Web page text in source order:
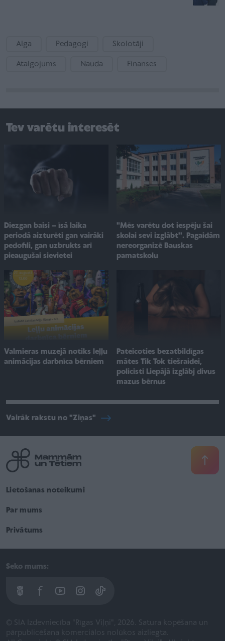
Alga Pedagogi Skolotāji
Atalgojums Nauda Finanses
Tev varētu interesēt
Diezgan baisi – īsā laika
periodā aizturēti gan vairāki
pedofili, gan uzbrukts arī
pieaugušai sievietei
"Mēs varētu dot iespēju šai
skolai sevi izglābt''. Pagaidām
nereorganizē Bauskas
pamatskolu
Valmieras muzejā notiks leļļu
animācijas darbnīca bērniem
Pateicoties bezatbildīgas
mātes Tik Tok tiešraidei,
policisti Liepājā izglābj divus
mazus bērnus
Vairāk rakstu no "Ziņas"
Lietošanas noteikumi
Par mums
Privātums
Seko mums:
© SIA Izdevniecība "Rīgas Viļņi", 2026. Satura kopēšana un
pārpublicēšana komerciālos nolūkos aizliegta.